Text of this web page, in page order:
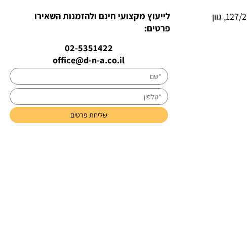
כולל 2 מוטות הארכה באריזה: 127/254mm, גוון
לייעוץ מקצועי חינם ולהזמנות השאירו
פרטים:
02-5351422
office@d-n-a.co.il